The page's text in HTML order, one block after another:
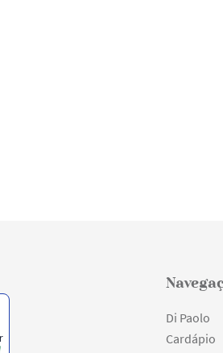
Di Paolo
Cardápio